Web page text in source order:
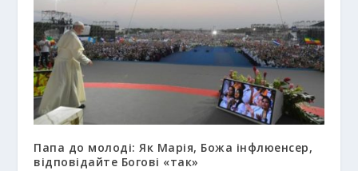
Папа до молоді: Як Марія, Божа інфлюенсер,
відповідайте Богові «так»